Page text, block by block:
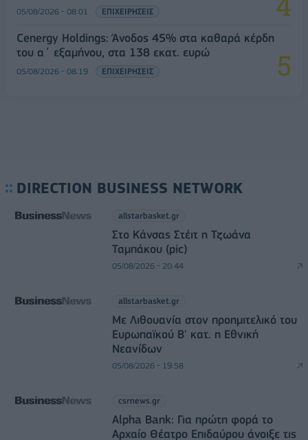
05/08/2026 - 08:01 ΕΠΙΧΕΙΡΗΣΕΙΣ
Cenergy Holdings: Άνοδος 45% στα καθαρά κέρδη
του α΄ εξαμήνου, στα 138 εκατ. ευρώ
05/08/2026 - 08:19 ΕΠΙΧΕΙΡΗΣΕΙΣ
DIRECTION BUSINESS NETWORK
allstarbasket.gr
Στο Κάνσας Στέιτ η Τζωάνα
Ταμπάκου (pic)
05/08/2026 - 20:44
allstarbasket.gr
Με Λιθουανία στον προημιτελικό του
Ευρωπαϊκού Β' κατ. η Εθνική
Νεανίδων
05/08/2026 - 19:58
csrnews.gr
Alpha Bank: Για πρώτη φορά το
Αρχαίο Θέατρο Επιδαύρου άνοιξε τις